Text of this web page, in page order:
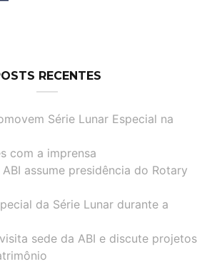
RECENTES
Série Lunar Especial na
com a imprensa
assume presidência do Rotary
da Série Lunar durante a
sede da ABI e discute projetos